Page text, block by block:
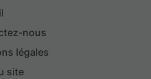
nous
légales
site